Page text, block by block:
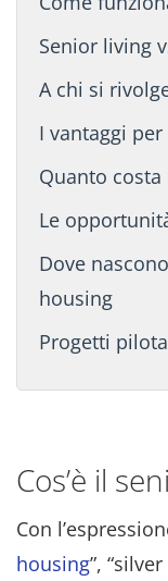
Senior living
A chi si
I vantaggi
Quanto
Le
Dove
housing
Progetti
Cos’è il
Con
housing”,